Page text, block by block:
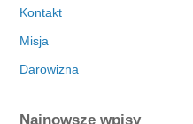
Kontakt
Misja
Darowizna
Najnowsze wpisy